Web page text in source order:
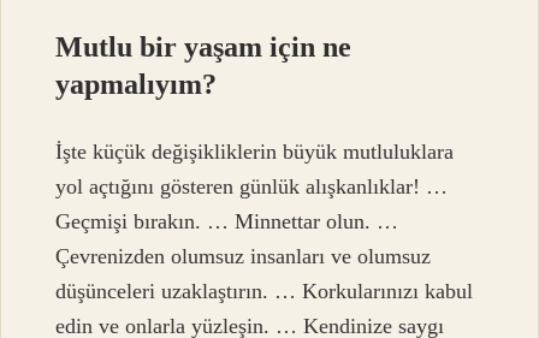
Mutlu bir yaşam için ne
yapmalıyım?
İşte küçük değişikliklerin büyük mutluluklara
yol açtığını gösteren günlük alışkanlıklar! …
Geçmişi bırakın. … Minnettar olun. …
Çevrenizden olumsuz insanları ve olumsuz
düşünceleri uzaklaştırın. … Korkularınızı kabul
edin ve onlarla yüzleşin. … Kendinize saygı